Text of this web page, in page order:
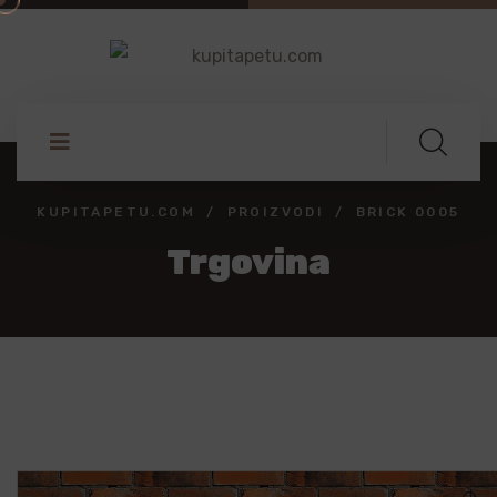
KUPITAPETU.COM PROIZVODI BRICK 0005
Trgovina